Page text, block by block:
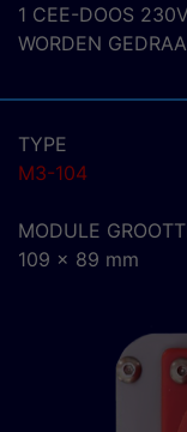
1 CEE-DOOS
WORDEN
TYPE
M3-104
MODULE
109 x 89 mm